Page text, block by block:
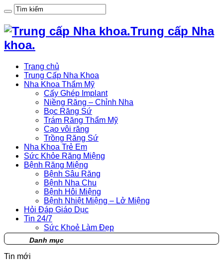
Trung cấp Nha
khoa.
Trang chủ
Trung Cấp Nha Khoa
Nha Khoa Thẩm Mỹ
Cấy Ghép Implant
Niềng Răng – Chỉnh Nha
Bọc Răng Sứ
Trám Răng Thẩm Mỹ
Cạo vôi răng
Trồng Răng Sứ
Nha Khoa Trẻ Em
Sức Khỏe Răng Miệng
Bệnh Răng Miệng
Bệnh Sâu Răng
Bệnh Nha Chu
Bệnh Hôi Miệng
Bệnh Nhiệt Miệng – Lở Miệng
Hỏi Đáp Giáo Dục
Tin 24/7
Sức Khoẻ Làm Đẹp
Danh mục
Tin mới